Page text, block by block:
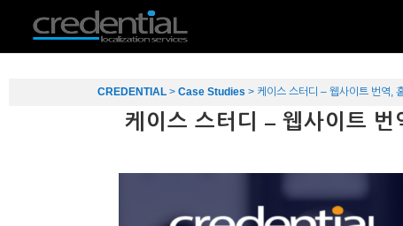
CREDENTIAL > Case Studies > 케이스 스터디 – 웹사이트 번역,
케이스 스터디 – 웹사이트